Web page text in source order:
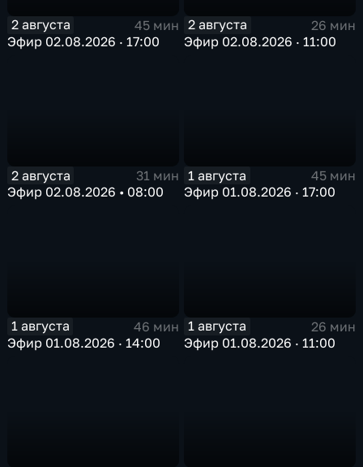
2 августа
45 мин
Эфир 02.08.2026 · 17:00
2 августа
26 мин
Эфир 02.08.2026 · 11:00
2 августа
31 мин
Эфир 02.08.2026 • 08:00
1 августа
45 мин
Эфир 01.08.2026 · 17:00
1 августа
46 мин
Эфир 01.08.2026 · 14:00
1 августа
26 мин
Эфир 01.08.2026 · 11:00